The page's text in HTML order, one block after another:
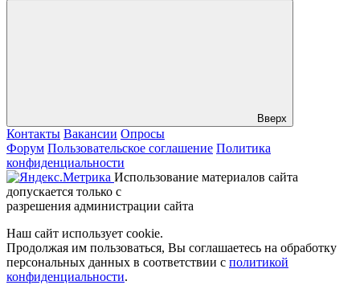
Вверх
Контакты Вакансии Опросы
Форум Пользовательское соглашение Политика
конфиденциальности
Использование материалов сайта
допускается только с
разрешения администрации сайта
Наш сайт использует cookie.
Продолжая им пользоваться, Вы соглашаетесь на обработку
персональных данных в соответствии с политикой
конфиденциальности.